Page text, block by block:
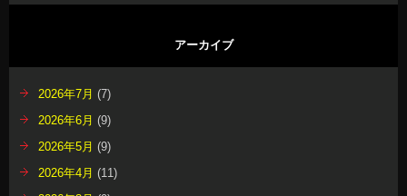
アーカイブ
2026年7月 (7)
2026年6月 (9)
2026年5月 (9)
2026年4月 (11)